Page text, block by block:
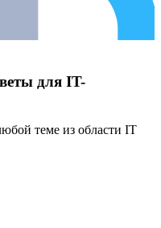
для IT-
теме из области IT